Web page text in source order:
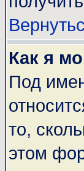
Как я
Под
то,
этом